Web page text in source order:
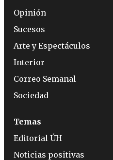
Opinión
Sucesos
Arte y Espectáculos
Interior
Correo Semanal
Sociedad
Temas
Editorial ÚH
Noticias positivas